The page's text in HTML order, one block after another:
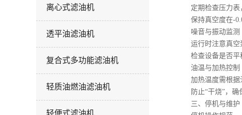
离心式滤油机
透平油滤油机
复合式多功能滤油机
轻质油燃油滤油机
轻便式滤油机
定期检查压力表，
保持真空度在-0.08
噪音与振动监测
运行时注意真空泵
检查设备是否平稳
油温与加热控制
加热温度需根据油
防止“干烧”，确保
三、停机与维护